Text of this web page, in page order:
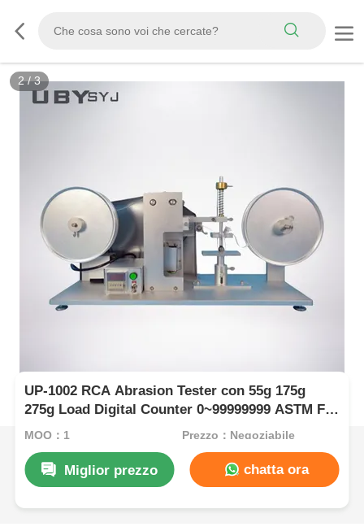
3/3
UP-1002 RCA Abrasion Tester con 55g 175g
275g Load Digital Counter 0~99999999 ASTM F
2357-04 Compatible Electronic Housing Wear
MOQ：1 Prezzo：Negoziabile
Miglior prezzo chatta ora